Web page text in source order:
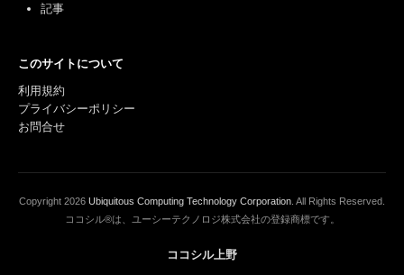
記事
このサイトについて
利用規約
プライバシーポリシー
お問合せ
Copyright 2026 Ubiquitous Computing Technology Corporation . All Rights Reserved.
ココシル®は、ユーシーテクノロジ株式会社の登録商標です。
ココシル上野